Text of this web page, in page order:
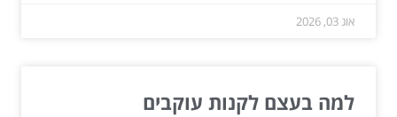
אוג 03, 2026
למה בעצם לקנות עוקבים